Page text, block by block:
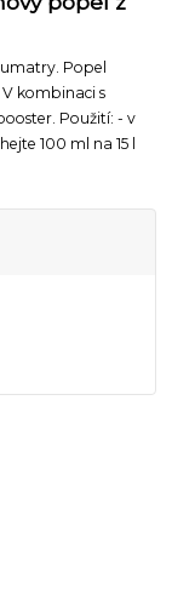
Popel
kombinaci s
Použití: - v
100 ml na 15 l